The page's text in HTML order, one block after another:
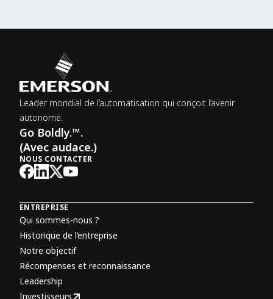
Leader mondial de l’automatisation qui conçoit l’avenir
autonome.
Go Boldly.™.
(Avec audace.)
NOUS CONTACTER
ENTREPRISE
Qui sommes-nous ?
Historique de l’entreprise
Notre objectif
Récompenses et reconnaissance
Leadership
Investisseurs